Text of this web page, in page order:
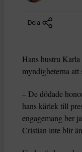
Dela
Hans hustru
myndigheterna
– De dödade
hans kärlek till
engagemang ber
Cristian inte blir